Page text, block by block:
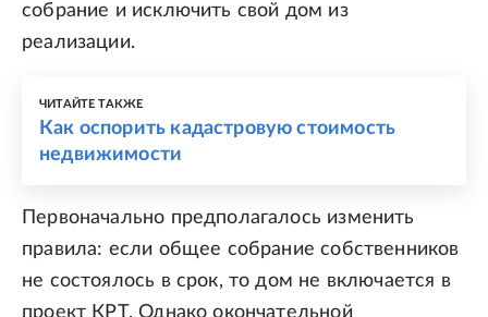
собрание и исключить свой дом из
реализации.
ЧИТАЙТЕ ТАКЖЕ
Как оспорить кадастровую стоимость
недвижимости
Первоначально предполагалось изменить
правила: если общее собрание собственников
не состоялось в срок, то дом не включается в
проект КРТ. Однако окончательной